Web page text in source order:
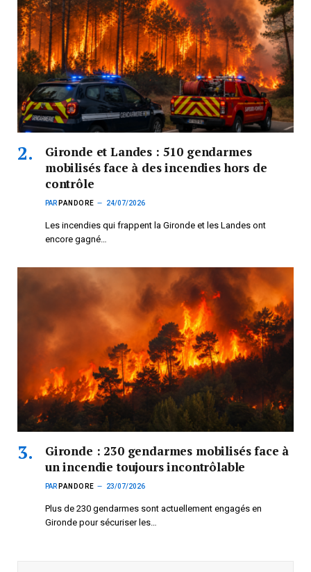
Gironde et Landes : 510 gendarmes
mobilisés face à des incendies hors de
contrôle
PAR PANDORE 24/07/2026
Les incendies qui frappent la Gironde et les Landes ont
encore gagné…
Gironde : 230 gendarmes mobilisés face à
un incendie toujours incontrôlable
PAR PANDORE 23/07/2026
Plus de 230 gendarmes sont actuellement engagés en
Gironde pour sécuriser les…